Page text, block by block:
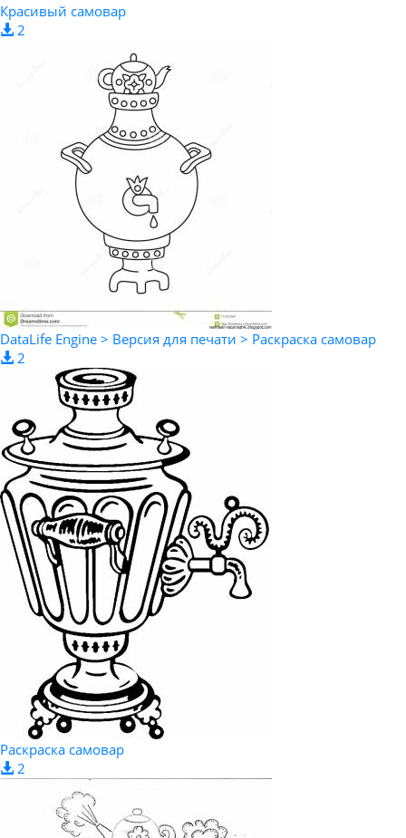
Красивый самовар
2
DataLife Engine > Версия для печати > Раскраска самовар
2
Раскраска самовар
2